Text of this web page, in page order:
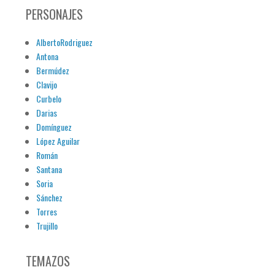
PERSONAJES
AlbertoRodriguez
Antona
Bermúdez
Clavijo
Curbelo
Darias
Domínguez
López Aguilar
Román
Santana
Soria
Sánchez
Torres
Trujillo
TEMAZOS